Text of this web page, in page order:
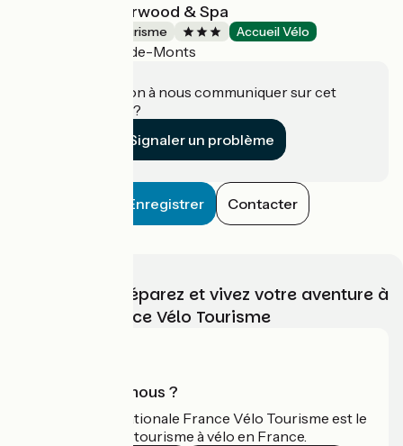
Domaine le Sherwood & Spa
Résidences de tourisme Accueil Vélo
Notre-Dame-de-Monts
Une information à nous communiquer sur cet
établissement ?
Signaler un problème
Enregistrer Contacter
Choisissez, préparez et vivez votre aventure à
vélo avec France Vélo Tourisme
Qui sommes-nous ?
L'association nationale France Vélo Tourisme est le
guide officiel du tourisme à vélo en France.